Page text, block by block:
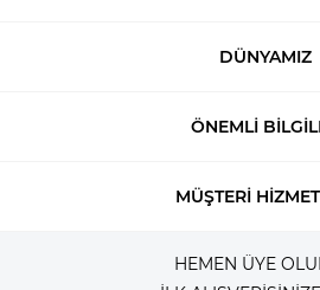
DÜNYAMIZ
ÖNEMLİ
MÜŞTERİ
HEMEN ÜYE